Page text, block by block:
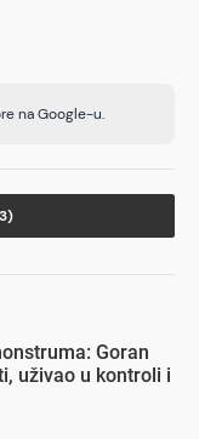
na Google-u.
Goran
uživao u kontroli i